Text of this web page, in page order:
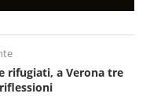
rifugiati, a Verona tre